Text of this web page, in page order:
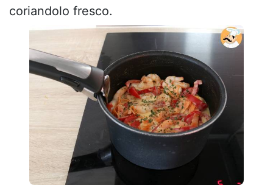
coriandolo fresco.